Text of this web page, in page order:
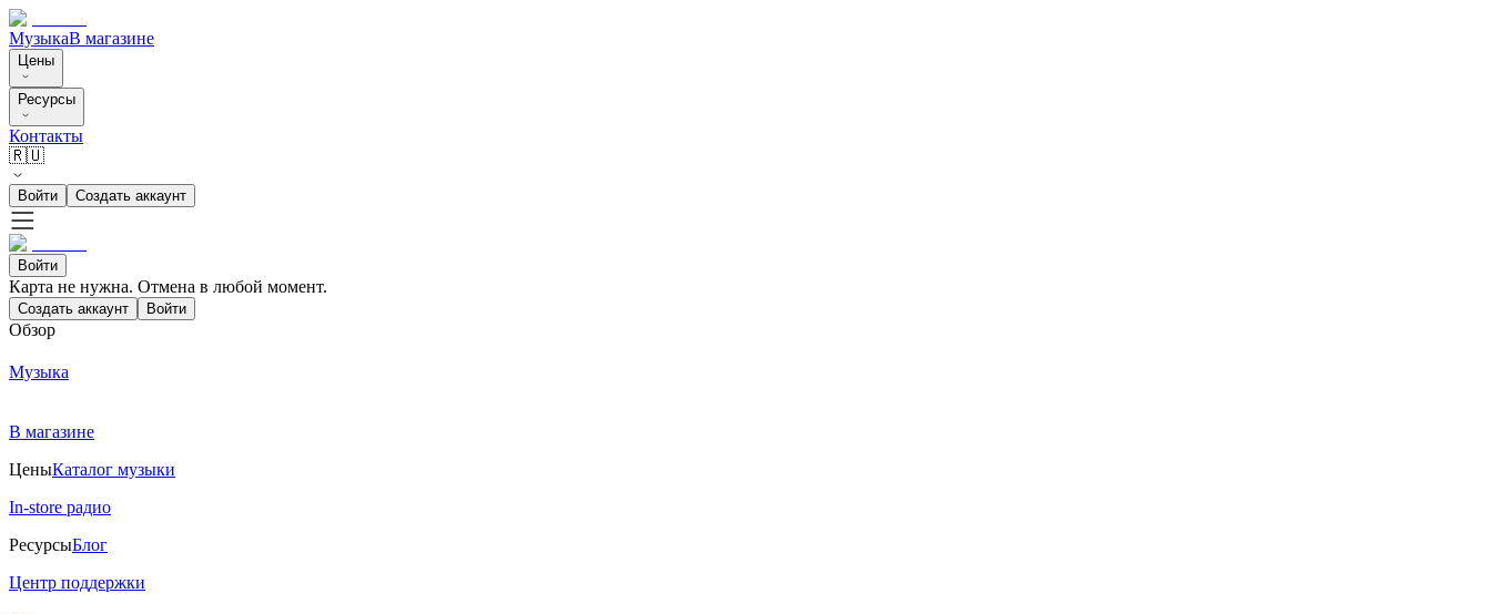
МузыкаВ магазине
Цены
Ресурсы
Контакты
🇷🇺
Войти Создать аккаунт
Войти
Карта не нужна. Отмена в любой момент.
Создать аккаунт Войти
Обзор
Музыка
В магазине
ЦеныКаталог музыки
In-store радио
РесурсыБлог
Центр поддержки